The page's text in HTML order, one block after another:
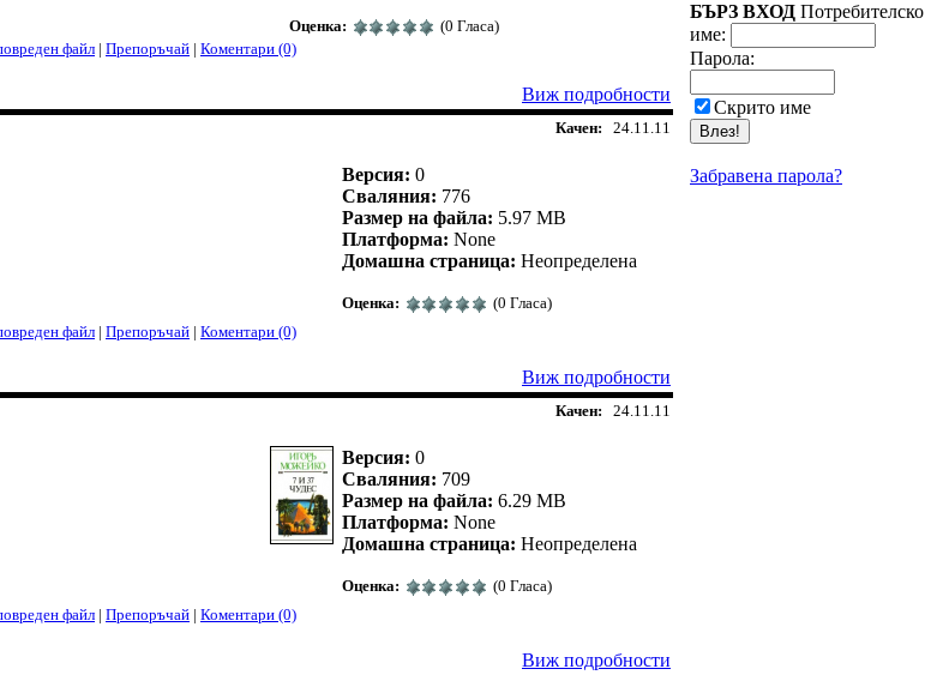
Оценка:
(0 Гласа)
файл | Препоръчай | Коментари (0)
Виж подробности
Качен: 24.11.11
Версия: 0
Сваляния: 776
Размер на файла: 5.97 MB
Платформа: None
Домашна страница: Неопределена
Оценка:
(0 Гласа)
файл | Препоръчай | Коментари (0)
Виж подробности
Качен: 24.11.11
Версия: 0
Сваляния: 709
Размер на файла: 6.29 MB
Платформа: None
Домашна страница: Неопределена
Оценка:
(0 Гласа)
файл | Препоръчай | Коментари (0)
Виж подробности
БЪРЗ ВХОД Потребителско
име:
Парола:
Скрито име
Забравена парола?